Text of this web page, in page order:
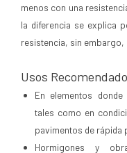
menos con una
la diferencia se explica
resistencia, sin embargo,
Usos
En elementos
tales como en
pavimentos de rápida
Hormigones y